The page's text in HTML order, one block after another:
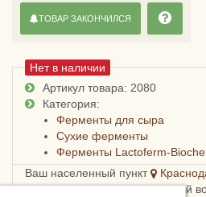
Нет в наличии
Артикул товара: 2080
Категория:
Ферменты для сыра
Сухие ферменты
Ферменты Lactoferm-
Ваш населенный пункт
Доставка в Краснодарский край
ТОВАР ЗАКОНЧИЛСЯ